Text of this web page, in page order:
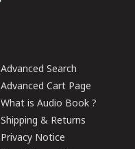
Advanced Search
Advanced Cart Page
What is Audio Book ?
Shipping & Returns
Privacy Notice